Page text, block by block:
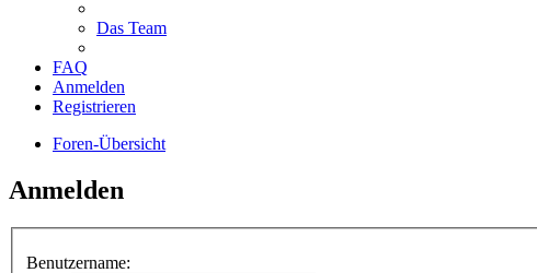
Das Team
FAQ
Anmelden
Registrieren
Foren-Übersicht
Anmelden
Benutzername: